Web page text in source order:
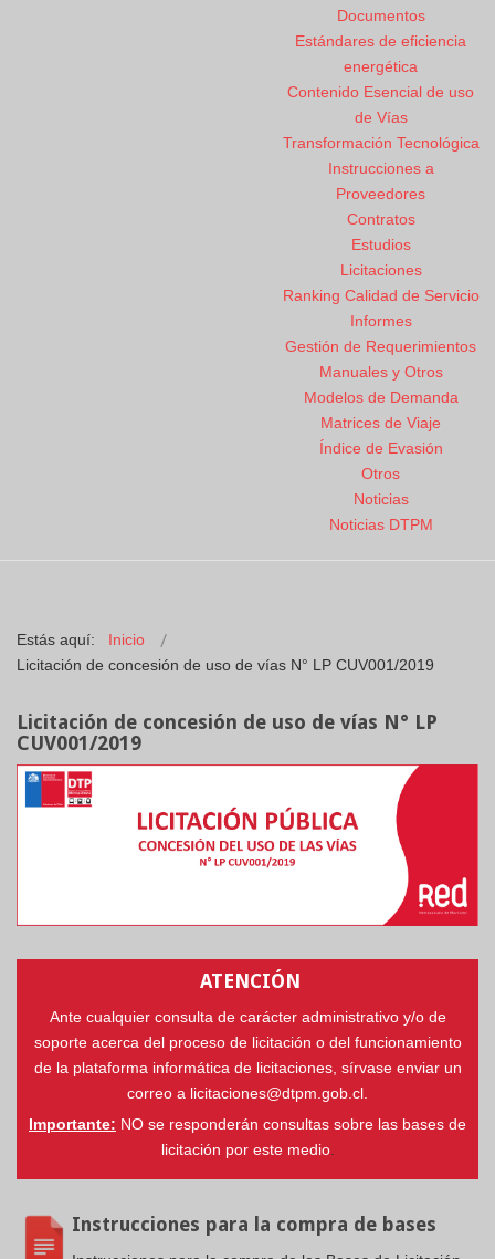
Documentos
Estándares de eficiencia
energética
Contenido Esencial de uso
de Vías
Transformación Tecnológica
Instrucciones a
Proveedores
Contratos
Estudios
Licitaciones
Ranking Calidad de Servicio
Informes
Gestión de Requerimientos
Manuales y Otros
Modelos de Demanda
Matrices de Viaje
Índice de Evasión
Otros
Noticias
Noticias DTPM
Estás aquí:
Inicio
Licitación de concesión de uso de vías N° LP CUV001/2019
Licitación de concesión de uso de vías N° LP
CUV001/2019
ATENCIÓN
Ante cualquier consulta de carácter administrativo y/o de
soporte acerca del proceso de licitación o del funcionamiento
de la plataforma informática de licitaciones, sírvase enviar un
correo a licitaciones@dtpm.gob.cl
Importante: NO se responderán consultas sobre las bases de
licitación por este medio.
Instrucciones para la compra de bases